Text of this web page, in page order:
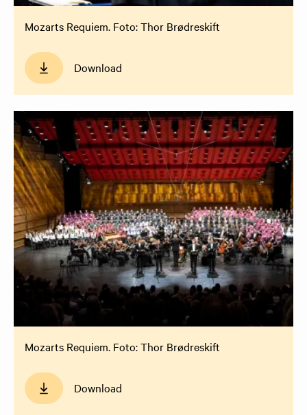
Mozarts Requiem. Foto: Thor Brødreskift
Download
Mozarts Requiem. Foto: Thor Brødreskift
Download